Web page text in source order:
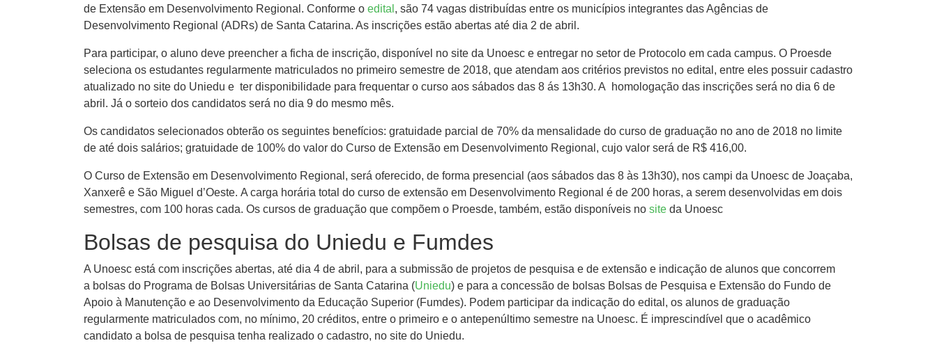
de Extensão em Desenvolvimento Regional. Conforme o edital , são 74 vagas distribuídas entre os municípios integrantes das Agências de
Desenvolvimento Regional (ADRs) de Santa Catarina. As inscrições estão abertas até dia 2 de abril.
Para participar, o aluno deve preencher a ficha de inscrição, disponível no site da Unoesc e entregar no setor de Protocolo em cada campus. O Proesde
seleciona os estudantes regularmente matriculados no primeiro semestre de 2018, que atendam aos critérios previstos no edital, entre eles possuir cadastro
atualizado no site do Uniedu e ter disponibilidade para frequentar o curso aos sábados das 8 ás 13h30. A homologação das inscrições será no dia 6 de
abril. Já o sorteio dos candidatos será no dia 9 do mesmo mês.
Os candidatos selecionados obterão os seguintes benefícios: gratuidade parcial de 70% da mensalidade do curso de graduação no ano de 2018 no limite
de até dois salários; gratuidade de 100% do valor do Curso de Extensão em Desenvolvimento Regional, cujo valor será de R$ 416,00.
O Curso de Extensão em Desenvolvimento Regional, será oferecido, de forma presencial (aos sábados das 8 às 13h30), nos campi da Unoesc de Joaçaba,
Xanxerê e São Miguel d’Oeste. A carga horária total do curso de extensão em Desenvolvimento Regional é de 200 horas, a serem desenvolvidas em dois
semestres, com 100 horas cada. Os cursos de graduação que compõem o Proesde, também, estão disponíveis no site da Unoesc
Bolsas de pesquisa do Uniedu e Fumdes
A Unoesc está com inscrições abertas, até dia 4 de abril, para a submissão de projetos de pesquisa e de extensão e indicação de alunos que concorrem
a bolsas do Programa de Bolsas Universitárias de Santa Catarina (Uniedu) e para a concessão de bolsas Bolsas de Pesquisa e Extensão do Fundo de
Apoio à Manutenção e ao Desenvolvimento da Educação Superior (Fumdes). Podem participar da indicação do edital, os alunos de graduação
regularmente matriculados com, no mínimo, 20 créditos, entre o primeiro e o antepenúltimo semestre na Unoesc. É imprescindível que o acadêmico
candidato a bolsa de pesquisa tenha realizado o cadastro, no site do Uniedu.